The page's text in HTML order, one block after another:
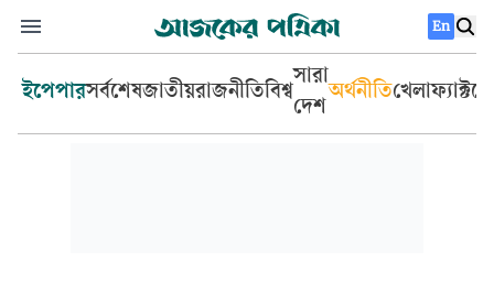
En
ইপেপারসর্বশেষজাতীয়রাজনীতিবিশ্ব
সারা
দেশ
অর্থনীতিখেলা